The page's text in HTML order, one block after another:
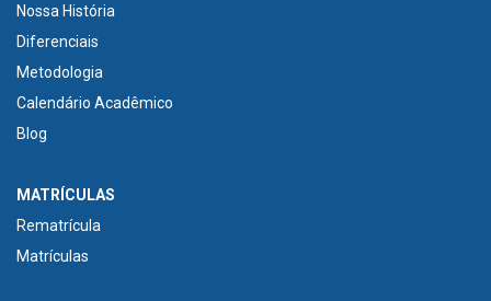
Nossa História
Diferenciais
Metodologia
Calendário Acadêmico
Blog
MATRÍCULAS
Rematrícula
Matrículas